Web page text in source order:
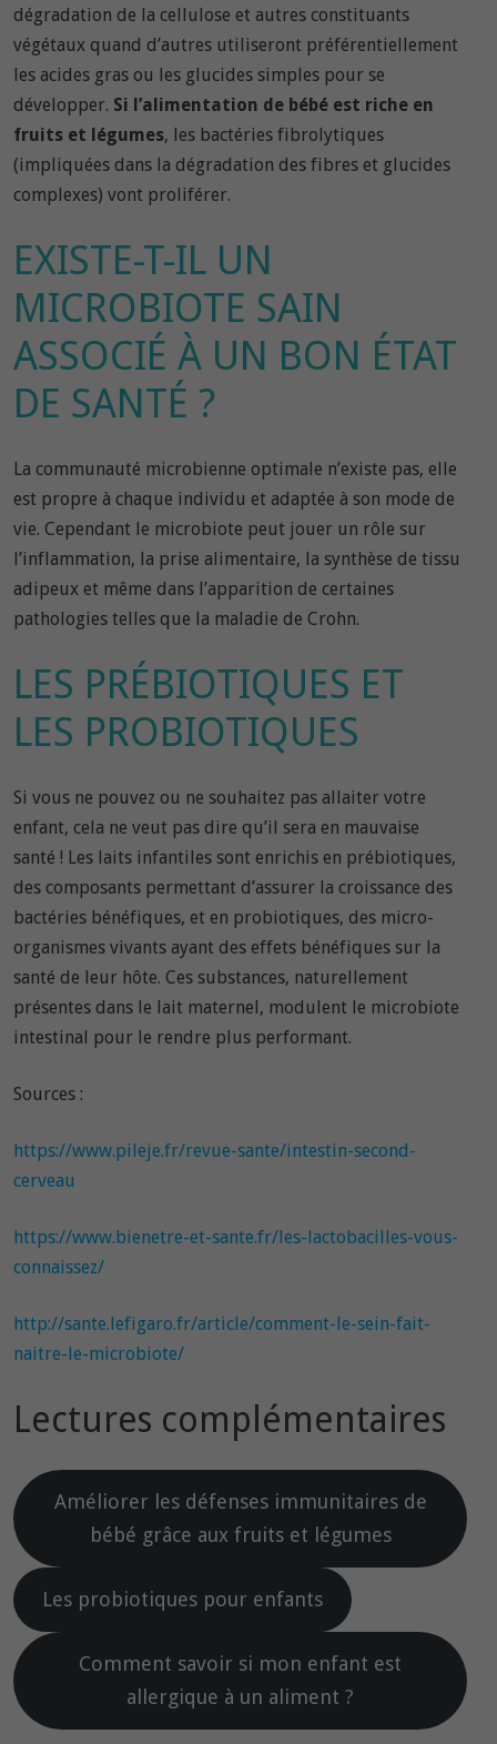
dégradation de la cellulose et autres constituants
végétaux quand d’autres utiliseront préférentiellement
les acides gras ou les glucides simples pour se
développer. Si l’alimentation de bébé est riche en
fruits et légumes, les bactéries fibrolytiques
(impliquées dans la dégradation des fibres et glucides
complexes) vont proliférer.
EXISTE-T-IL UN
MICROBIOTE SAIN
ASSOCIÉ À UN BON ÉTAT
DE SANTÉ ?
La communauté microbienne optimale n’existe pas, elle
est propre à chaque individu et adaptée à son mode de
vie. Cependant le microbiote peut jouer un rôle sur
l’inflammation, la prise alimentaire, la synthèse de tissu
adipeux et même dans l’apparition de certaines
pathologies telles que la maladie de Crohn.
LES PRÉBIOTIQUES ET
LES PROBIOTIQUES
Si vous ne pouvez ou ne souhaitez pas allaiter votre
enfant, cela ne veut pas dire qu’il sera en mauvaise
santé ! Les laits infantiles sont enrichis en prébiotiques,
des composants permettant d’assurer la croissance des
bactéries bénéfiques, et en probiotiques, des micro-
organismes vivants ayant des effets bénéfiques sur la
santé de leur hôte. Ces substances, naturellement
présentes dans le lait maternel, modulent le microbiote
intestinal pour le rendre plus performant.
Sources :
https://www.pileje.fr/revue-sante/intestin-second-
cerveau
https://www.bienetre-et-sante.fr/les-lactobacilles-vous-
connaissez/
http://sante.lefigaro.fr/article/comment-le-sein-fait-
naitre-le-microbiote/
Lectures complémentaires
Améliorer les défenses immunitaires de
bébé grâce aux fruits et légumes
Les probiotiques pour enfants
Comment savoir si mon enfant est
allergique à un aliment ?